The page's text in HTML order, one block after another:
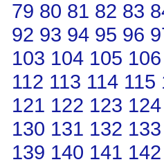
79 80 81 82 83
92 93 94 95 96
103 104 105 106
112 113 114 115
121 122 123 124
130 131 132 133
139 140 141 142